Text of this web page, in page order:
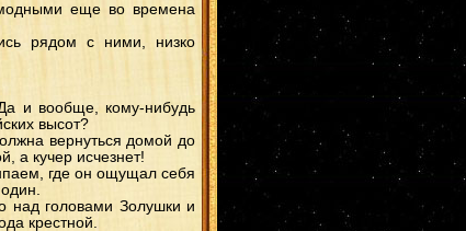
еще во времена
рядом с ними, низко
и вообще, кому-нибудь
высот?
вернуться домой до
а кучер исчезнет!
где он ощущал себя
над головами Золушки и
крестной.